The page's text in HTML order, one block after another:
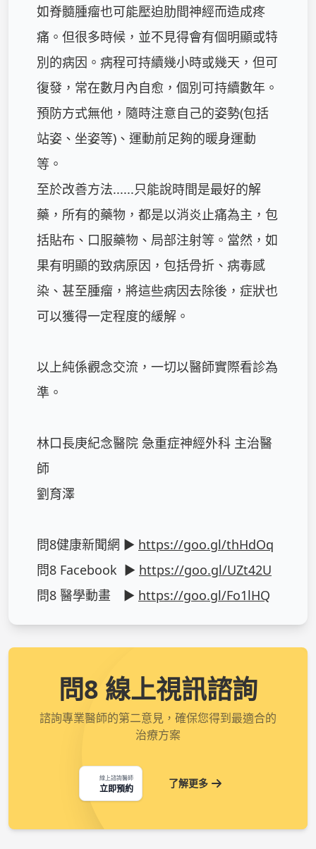
如脊髓腫瘤也可能壓迫肋間神經而造成疼
痛。但很多時候，並不見得會有個明顯或特
別的病因。病程可持續幾小時或幾天，但可
復發，常在數月內自愈，個別可持續數年。
預防方式無他，隨時注意自己的姿勢(包括
站姿、坐姿等)、運動前足夠的暖身運動
等。
至於改善方法......只能說時間是最好的解
藥，所有的藥物，都是以消炎止痛為主，包
括貼布、口服藥物、局部注射等。當然，如
果有明顯的致病原因，包括骨折、病毒感
染、甚至腫瘤，將這些病因去除後，症狀也
可以獲得一定程度的緩解。
以上純係觀念交流，一切以醫師實際看診為
準。
林口長庚紀念醫院 急重症神經外科 主治醫
師
劉育澤
問8健康新聞網 ► https://goo.gl/thHdOq
問8 Facebook  ► https://goo.gl/UZt42U
問8 醫學動畫　► https://goo.gl/Fo1lHQ
問8 線上視訊諮詢
諮詢專業醫師的第二意見，確保您得到最適合的
治療方案
線上諮詢醫師
立即預約 了解更多